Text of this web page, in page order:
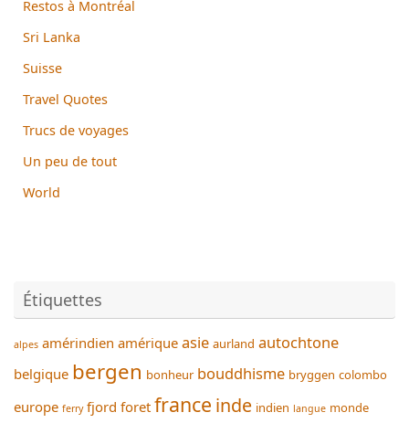
Restos à Montréal
Sri Lanka
Suisse
Travel Quotes
Trucs de voyages
Un peu de tout
World
Étiquettes
alpes amérindien amérique asie aurland autochtone
belgique bergen bonheur bouddhisme bryggen colombo
europe ferry fjord foret france inde indien langue monde